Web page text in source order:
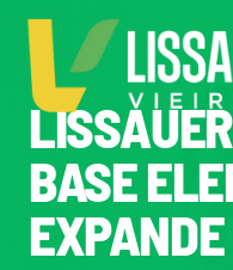
para
conteúdo
Home
Plano de Governo
BASE